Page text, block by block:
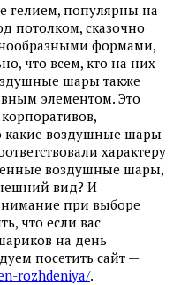
популярны на
потолком, сказочно
формами,
что всем, кто на них
шары также
элементом. Это
какие воздушные шары
характеру
воздушные шары,
вид? И
при выборе
что если вас
на день
посетить сайт —
rozhdeniya/.